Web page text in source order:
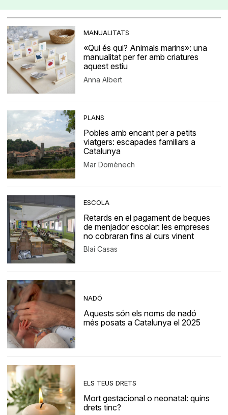
MANUALITATS
«Qui és qui? Animals marins»: una
manualitat per fer amb criatures
aquest estiu
Anna Albert
PLANS
Pobles amb encant per a petits
viatgers: escapades familiars a
Catalunya
Mar Domènech
ESCOLA
Retards en el pagament de beques
de menjador escolar: les empreses
no cobraran fins al curs vinent
Blai Casas
NADÓ
Aquests són els noms de nadó
més posats a Catalunya el 2025
ELS TEUS DRETS
Mort gestacional o neonatal: quins
drets tinc?